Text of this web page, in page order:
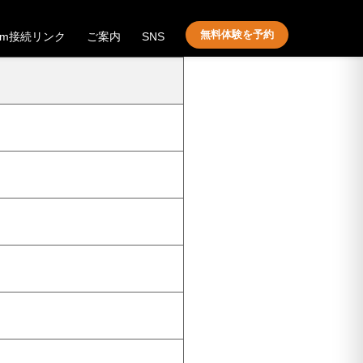
接続リンク ご案内 SNS 無料体験を予約